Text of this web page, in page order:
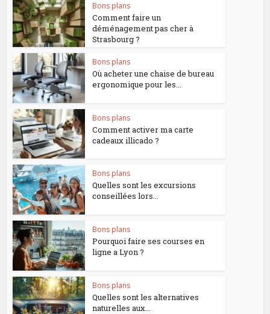
Bons plans
Comment faire un
déménagement pas cher à
Strasbourg ?
Bons plans
Où acheter une chaise de bureau
ergonomique pour les...
Bons plans
Comment activer ma carte
cadeaux illicado ?
Bons plans
Quelles sont les excursions
conseillées lors...
Bons plans
Pourquoi faire ses courses en
ligne a Lyon ?
Bons plans
Quelles sont les alternatives
naturelles aux...